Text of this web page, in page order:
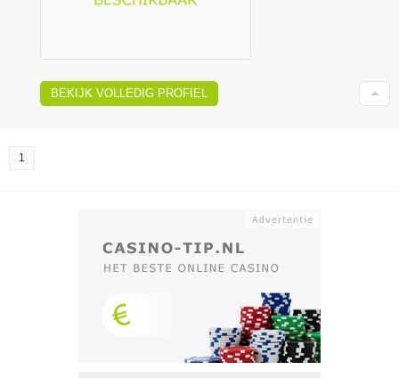
BEKIJK VOLLEDIG PROFIEL
1